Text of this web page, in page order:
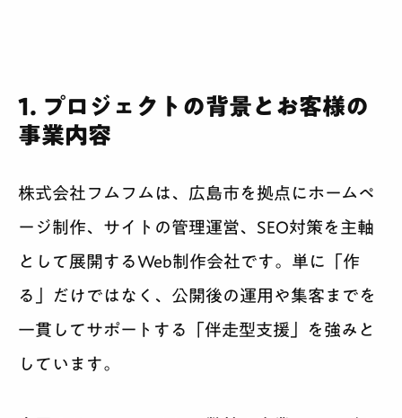
1. プロジェクトの背景とお客様の
事業内容
株式会社フムフムは、広島市を拠点にホームペ
ージ制作、サイトの管理運営、SEO対策を主軸
として展開するWeb制作会社です。単に「作
る」だけではなく、公開後の運用や集客までを
一貫してサポートする「伴走型支援」を強みと
しています。